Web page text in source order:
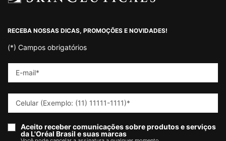
RECEBA NOSSAS DICAS, PROMOÇÕES E NOVIDADES!
(*) Campos obrigatórios
E-mail*
Celular (Exemplo: (11) 11111-1111)*
Aceito receber comunicações sobre produtos e serviços
da L'Oréal Brasil e suas marcas